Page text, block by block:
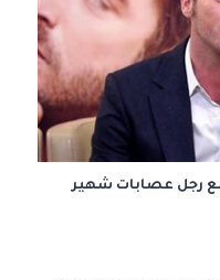
رجل عصابات شهير